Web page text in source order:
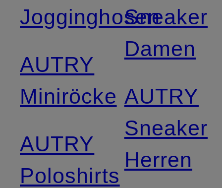
Jogginghosen
AUTRY
Miniröcke
AUTRY
Poloshirts
Sneaker
Damen
AUTRY
Sneaker
Herren